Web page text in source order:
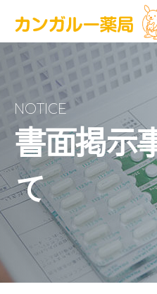
NOTICE
書面掲示
て